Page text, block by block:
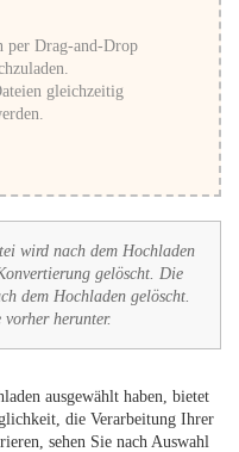
per Drag-and-Drop
gleichzeitig
wird nach dem Hochladen
gelöscht. Die
dem Hochladen gelöscht.
herunter.
ausgewählt haben, bietet
die Verarbeitung Ihrer
sehen Sie nach Auswahl